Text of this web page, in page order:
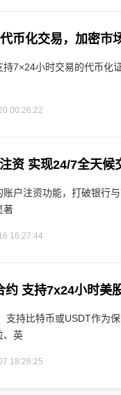
币化交易，加密市
7×24小时交易的代币化
00:26:22
资 实现24/7全天候
户注资功能，打破银行
著
16:27:44
约 支持7x24小时美
支持比特币或USDT作为
、英
18:26:25